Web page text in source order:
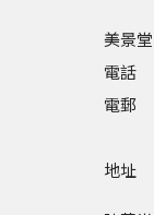
美景堂
電話
電郵
地址